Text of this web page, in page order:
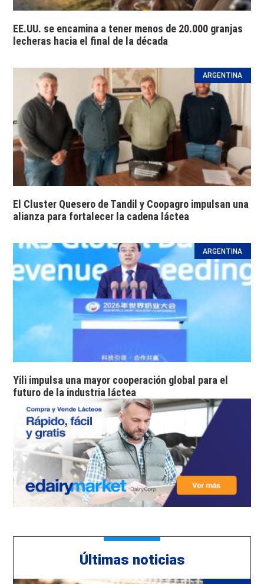
EE.UU. se encamina a tener menos de 20.000 granjas
lecheras hacia el final de la década
ARGENTINA
El Cluster Quesero de Tandil y Coopagro impulsan una
alianza para fortalecer la cadena láctea
ARGENTINA
Yili impulsa una mayor cooperación global para el
futuro de la industria láctea
Últimas noticias